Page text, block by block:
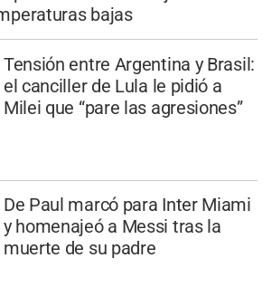
bajas
Tensión entre Argentina y Brasil:
el canciller de Lula le pidió a
Milei que “pare las agresiones”
De Paul marcó para Inter Miami
y homenajeó a Messi tras la
muerte de su padre